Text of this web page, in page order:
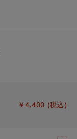
￥4,400 (税込)